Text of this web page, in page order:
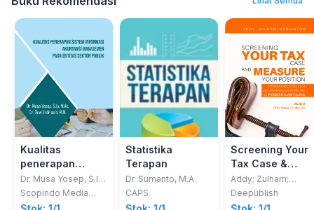
Kualitas
penerapan
sistem informasi
akuntansi
manajemen pada
Dr. Musa Yosep, S.Ip,
M.Ak.; Dr. Dewi
Indriasih, M.M.
Scopindo Media
Pustaka
Statistika
Terapan
Dr. Sumanto, M.A.
CAPS
Screening Your
Tax Case &
Measure Your
Position
Persiapan
Addy; Zulham;
Karianton
Deepublish